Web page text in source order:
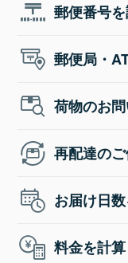
郵便番号
郵便局・
荷物のお
再配達の
お届け日
料金を計